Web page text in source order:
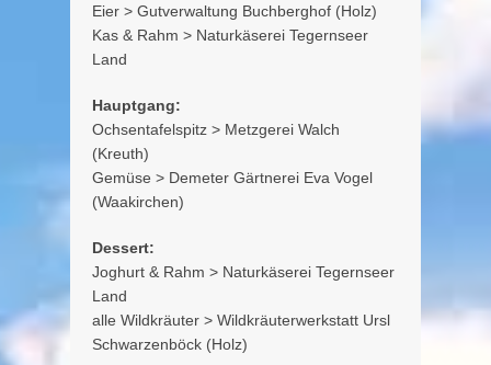
Eier > Gutverwaltung Buchberghof (Holz)
Kas & Rahm > Naturkäserei Tegernseer
Land
Hauptgang:
Ochsentafelspitz > Metzgerei Walch
(Kreuth)
Gemüse > Demeter Gärtnerei Eva Vogel
(Waakirchen)
Dessert:
Joghurt & Rahm > Naturkäserei Tegernseer
Land
alle Wildkräuter > Wildkräuterwerkstatt Ursl
Schwarzenböck (Holz)